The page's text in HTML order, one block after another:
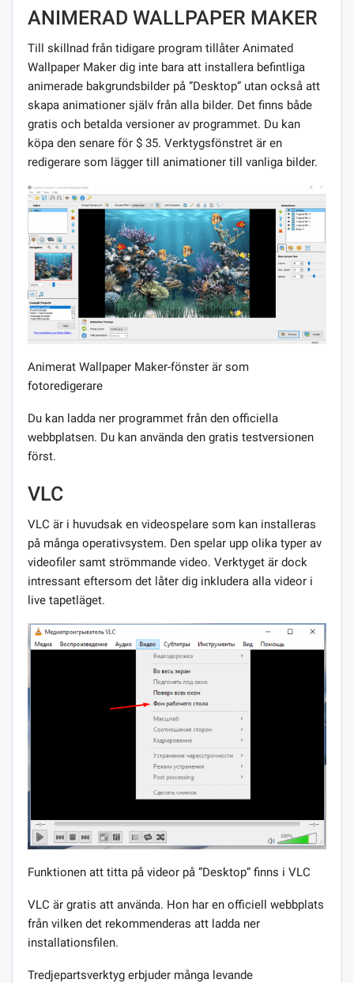
ANIMERAD WALLPAPER MAKER
Till skillnad från tidigare program tillåter Animated
Wallpaper Maker dig inte bara att installera befintliga
animerade bakgrundsbilder på ”Desktop” utan också att
skapa animationer själv från alla bilder. Det finns både
gratis och betalda versioner av programmet. Du kan
köpa den senare för $ 35. Verktygsfönstret är en
redigerare som lägger till animationer till vanliga bilder.
Animerat Wallpaper Maker-fönster är som
fotoredigerare
Du kan ladda ner programmet från den officiella
webbplatsen. Du kan använda den gratis testversionen
först.
VLC
VLC är i huvudsak en videospelare som kan installeras
på många operativsystem. Den spelar upp olika typer av
videofiler samt strömmande video. Verktyget är dock
intressant eftersom det låter dig inkludera alla videor i
live tapetläget.
Funktionen att titta på videor på ”Desktop” finns i VLC
VLC är gratis att använda. Hon har en officiell webbplats
från vilken det rekommenderas att ladda ner
installationsfilen.
Tredjepartsverktyg erbjuder många levande